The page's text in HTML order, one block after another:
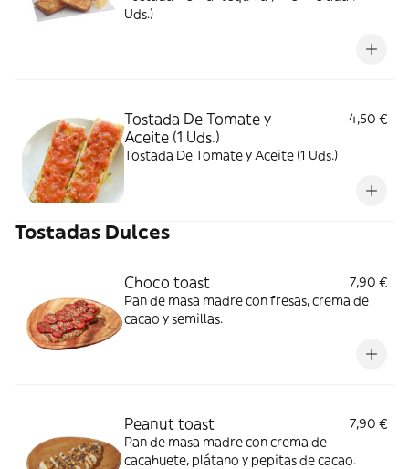
Uds.)
Tostada De Tomate y
Aceite (1 Uds.)
4,50 €
Tostada De Tomate y Aceite (1 Uds.)
Tostadas Dulces
Choco toast
7,90 €
Pan de masa madre con fresas, crema de
cacao y semillas.
Peanut toast
7,90 €
Pan de masa madre con crema de
cacahuete, plátano y pepitas de cacao.